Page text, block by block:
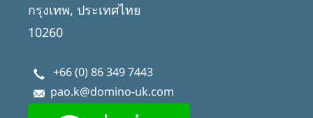
กรุงเทพ, ประเทศไทย
10260
+66 (0) 86 349 7443
pao.k@domino-uk.com